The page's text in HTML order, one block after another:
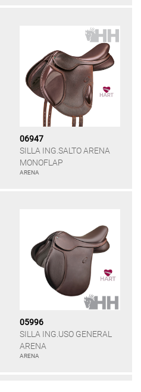
06947
SILLA ING.SALTO ARENA
MONOFLAP
ARENA
05996
SILLA ING.USO GENERAL
ARENA
ARENA